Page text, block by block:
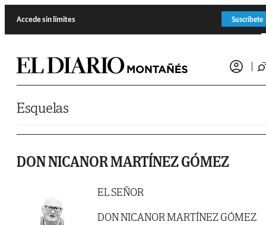
Accede sin límites Suscríbete
Esquelas
DON NICANOR MARTÍNEZ GÓMEZ
EL SEÑOR
DON NICANOR MARTÍNEZ GÓMEZ